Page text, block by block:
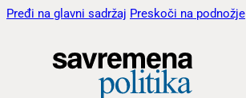
Pređi na glavni sadržaj Preskoči na podnožje